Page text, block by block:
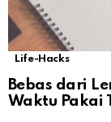
Life-Hacks
Bebas dari
Waktu Pakai